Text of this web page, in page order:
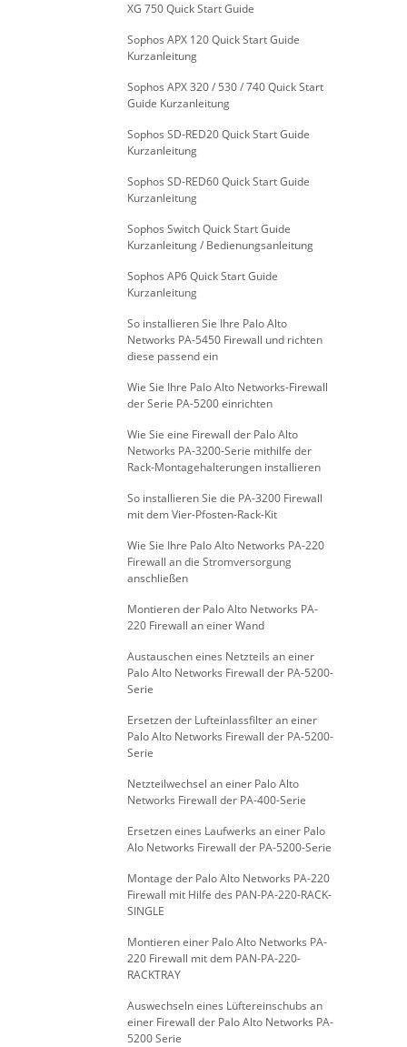
XG 750 Quick Start Guide
Sophos APX 120 Quick Start Guide
Kurzanleitung
Sophos APX 320 / 530 / 740 Quick Start
Guide Kurzanleitung
Sophos SD-RED20 Quick Start Guide
Kurzanleitung
Sophos SD-RED60 Quick Start Guide
Kurzanleitung
Sophos Switch Quick Start Guide
Kurzanleitung / Bedienungsanleitung
Sophos AP6 Quick Start Guide
Kurzanleitung
So installieren Sie Ihre Palo Alto
Networks PA-5450 Firewall und richten
diese passend ein
Wie Sie Ihre Palo Alto Networks-Firewall
der Serie PA-5200 einrichten
Wie Sie eine Firewall der Palo Alto
Networks PA-3200-Serie mithilfe der
Rack-Montagehalterungen installieren
So installieren Sie die PA-3200 Firewall
mit dem Vier-Pfosten-Rack-Kit
Wie Sie Ihre Palo Alto Networks PA-220
Firewall an die Stromversorgung
anschließen
Montieren der Palo Alto Networks PA-
220 Firewall an einer Wand
Austauschen eines Netzteils an einer
Palo Alto Networks Firewall der PA-5200-
Serie
Ersetzen der Lufteinlassfilter an einer
Palo Alto Networks Firewall der PA-5200-
Serie
Netzteilwechsel an einer Palo Alto
Networks Firewall der PA-400-Serie
Ersetzen eines Laufwerks an einer Palo
Alo Networks Firewall der PA-5200-Serie
Montage der Palo Alto Networks PA-220
Firewall mit Hilfe des PAN-PA-220-RACK-
SINGLE
Montieren einer Palo Alto Networks PA-
220 Firewall mit dem PAN-PA-220-
RACKTRAY
Auswechseln eines Lüftereinschubs an
einer Firewall der Palo Alto Networks PA-
5200 Serie